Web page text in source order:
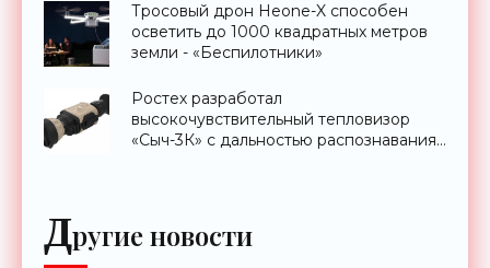
Тросовый дрон Heone-X способен
осветить до 1000 квадратных метров
земли - «Беспилотники»
Ростех разработал
высокочувствительный тепловизор
«Сыч-3К» с дальностью распознавания
Другие новости